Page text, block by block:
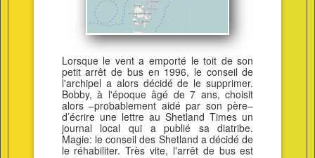
Lorsque le vent a emporté le toit de son
petit arrêt de bus en 1996, le conseil de
l'archipel a alors décidé de le supprimer.
Bobby, à l'époque âgé de 7 ans, choisit
alors –probablement aidé par son père–
d’écrire une lettre au Shetland Times un
journal local qui a publié sa diatribe.
Magie: le conseil des Shetland a décidé de
le réhabiliter. Très vite, l'arrêt de bus est